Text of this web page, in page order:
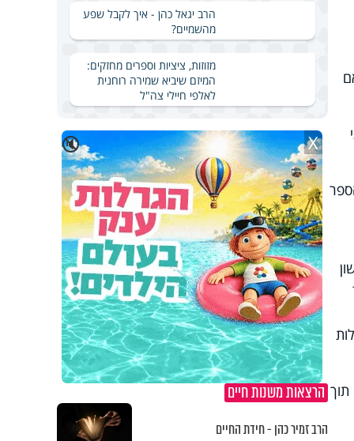
הרב יגאל כהן - איך לקבל שפע
מהשמיים?
מזוזות, ציציות וספרים מחזקים:
המיזם שיביא שמירה רוחנית
לאלפי חיילי צה"ל
🔇 X
הרצאות משנות חיים
הרב זמיר כהן - חידת החיים